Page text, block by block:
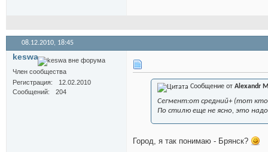
08.12.2010, 18:45
keswa
Член сообщества
Регистрация
12.02.2010
Сообщений
204
Сообщение от Alexandr M
Сегмент:от средний+ (тот
По стилю еще не ясно, это
Город, я так понимаю - Брянск?